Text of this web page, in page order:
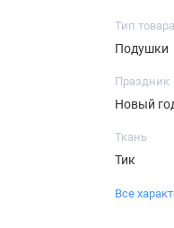
Тип товара
Подушки
Праздник
Новый
Ткань
Тик
Все